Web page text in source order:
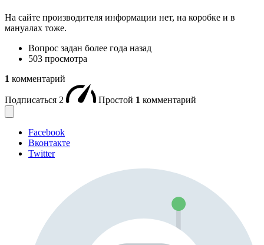
На сайте производителя информации нет, на коробке и в
мануалах тоже.
Вопрос задан более года назад
503 просмотра
1 комментарий
Подписаться 2 Простой 1 комментарий
Facebook
Вконтакте
Twitter